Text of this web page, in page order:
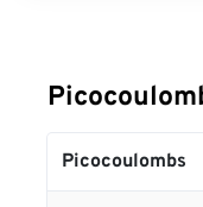
Picocoulombs